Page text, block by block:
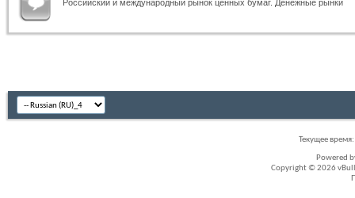
Российский и международный рынок ценных бумаг. Денежные рынки
Текущее время:
Powered
Copyright © 2026